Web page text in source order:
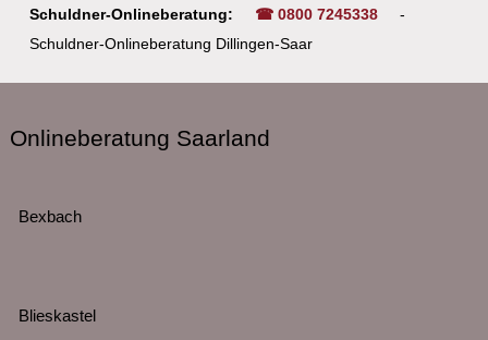
Schuldner-Onlineberatung: ☎ 0800 7245338
-
Schuldner-Onlineberatung Dillingen-Saar
Onlineberatung Saarland
Bexbach
Blieskastel